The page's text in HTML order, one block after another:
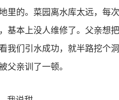
里的。菜园离水库太远，每
基本上没人维修了。父亲想
我们引水成功，就半路挖个
父亲训了一顿。